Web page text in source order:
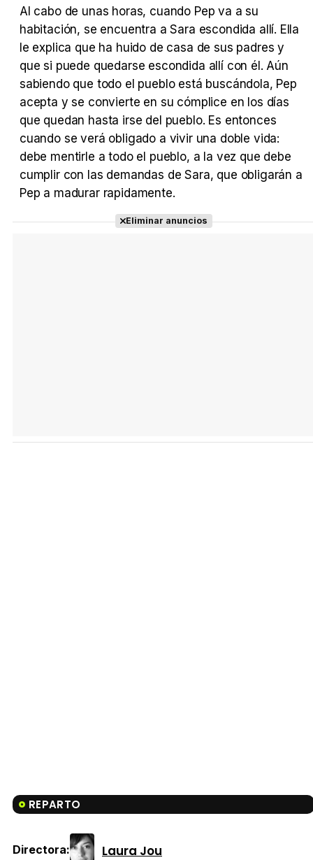
Al cabo de unas horas, cuando Pep va a su
habitación, se encuentra a Sara escondida allí. Ella
le explica que ha huido de casa de sus padres y
que si puede quedarse escondida allí con él. Aún
sabiendo que todo el pueblo está buscándola, Pep
acepta y se convierte en su cómplice en los días
que quedan hasta irse del pueblo. Es entonces
cuando se verá obligado a vivir una doble vida:
debe mentirle a todo el pueblo, a la vez que debe
cumplir con las demandas de Sara, que obligarán a
Pep a madurar rapidamente.
Eliminar anuncios
REPARTO
Directora: Laura Jou